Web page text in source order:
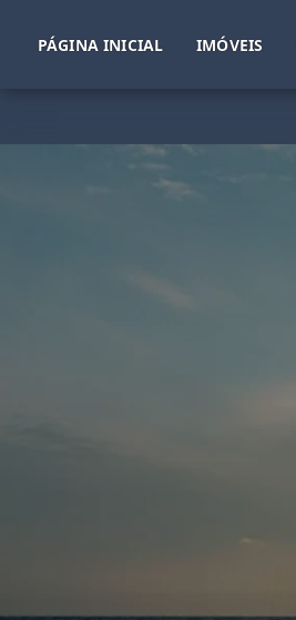
PÁGINA INICIAL IMÓVEIS